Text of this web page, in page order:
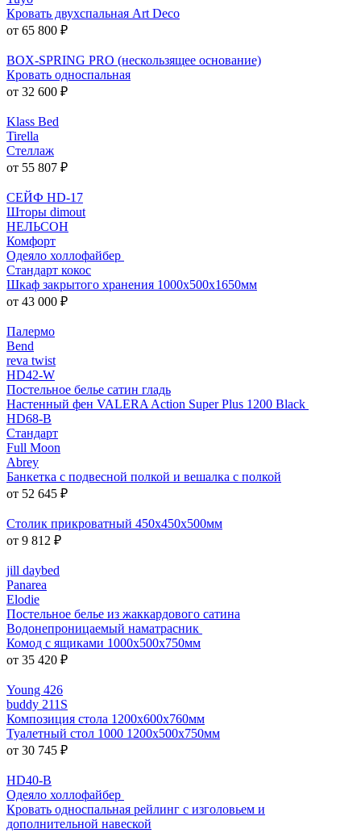
Кровать двухспальная Art Deco
от 65 800 ₽
BOX-SPRING PRO (нескользящее основание)
Кровать односпальная
от 32 600 ₽
Klass Bed
Tirella
Стеллаж
от 55 807 ₽
СЕЙФ HD-17
Шторы dimout
НЕЛЬСОН
Комфорт
Одеяло холлофайбер
Стандарт кокос
Шкаф закрытого хранения 1000x500x1650мм
от 43 000 ₽
Палермо
Bend
reva twist
HD42-W
Постельное белье сатин гладь
Настенный фен VALERA Action Super Plus 1200 Black
HD68-B
Стандарт
Full Moon
Abrey
Банкетка с подвесной полкой и вешалка с полкой
от 52 645 ₽
Столик прикроватный 450x450x500мм
от 9 812 ₽
jill daybed
Panarea
Elodie
Постельное белье из жаккардового сатина
Водонепроницаемый наматрасник
Комод с ящиками 1000x500x750мм
от 35 420 ₽
Young 426
buddy 211S
Композиция стола 1200х600х760мм
Туалетный стол 1000 1200x500x750мм
от 30 745 ₽
HD40-B
Одеяло холлофайбер
Кровать односпальная рейлинг с изголовьем и
дополнительной навеской